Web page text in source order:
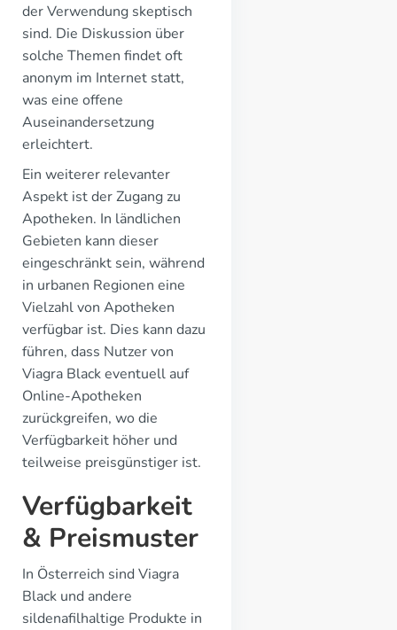
der Verwendung skeptisch
sind. Die Diskussion über
solche Themen findet oft
anonym im Internet statt,
was eine offene
Auseinandersetzung
erleichtert.
Ein weiterer relevanter
Aspekt ist der Zugang zu
Apotheken. In ländlichen
Gebieten kann dieser
eingeschränkt sein, während
in urbanen Regionen eine
Vielzahl von Apotheken
verfügbar ist. Dies kann dazu
führen, dass Nutzer von
Viagra Black eventuell auf
Online-Apotheken
zurückgreifen, wo die
Verfügbarkeit höher und
teilweise preisgünstiger ist.
Verfügbarkeit
& Preismuster
In Österreich sind Viagra
Black und andere
sildenafilhaltige Produkte in